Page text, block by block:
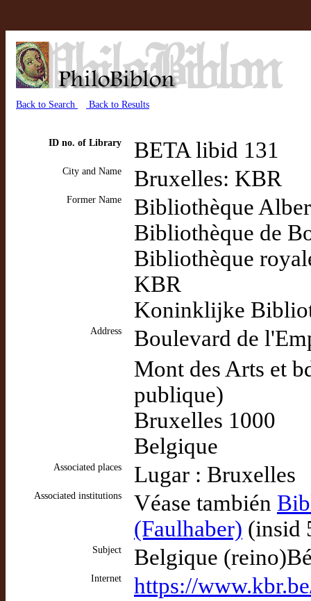
Back to Search Back to Results
ID no. of Library BETA libid 131
City and Name Bruxelles: KBR
Former Name
Bibliothèque
Bibliothèque de
Bibliothèque
KBR
Koninklijke
Address
Boulevard de
Mont des Arts et
publique)
Bruxelles 1000
Belgique
Associated places Lugar : Bruxelles
Associated institutions Véase también
(Faulhaber) (insid
Subject Belgique
Internet https://